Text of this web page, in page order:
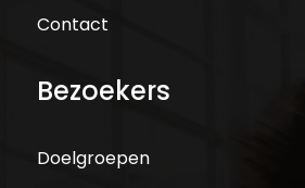
Contact
Bezoekers
Doelgroepen